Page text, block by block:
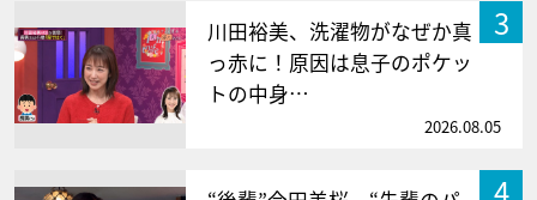
3
川田裕美、洗濯物がなぜか真
っ赤に！原因は息子のポケッ
トの中身…
2026.08.05
4